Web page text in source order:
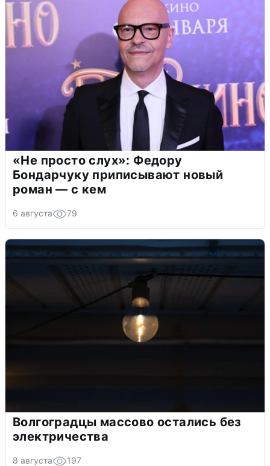
«Не просто слух»: Федору
Бондарчуку приписывают новый
роман — с кем
6 августа 79
Волгоградцы массово остались без
электричества
8 августа 197